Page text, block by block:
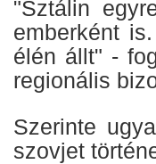
"Sztálin
emberként
élén állt" -
regionális
Szerinte
szovjet